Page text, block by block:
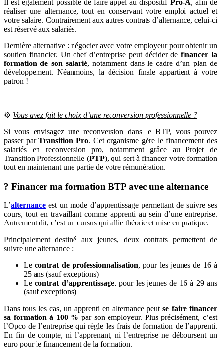
Il est également possible de faire appel au dispositif Pro-A, afin de
réaliser une alternance, tout en conservant votre emploi actuel et
votre salaire. Contrairement aux autres contrats d’alternance, celui-ci
est réservé aux salariés.
Dernière alternative : négocier avec votre employeur pour obtenir un
soutien financier. Un chef d’entreprise peut décider definancer la
formation de son salarié, notamment dans le cadre d’un plan de
développement. Néanmoins, la décision finale appartient à votre
patron !
⚙️ Vous avez fait le choix d’une reconversion professionnelle ?
Si vous envisagez unereconversion dans le BTP, vous pouvez
passer parTransition Pro. Cet organisme gère le financement des
salariés en reconversion pro, notamment grâce au Projet de
Transition Professionnelle (PTP), qui sert à financer votre formation
tout en maintenant une partie de votre rémunération.
? Financer ma formation BTP avec une alternance
L’alternance est un mode d’apprentissage permettant de suivre ses
cours, tout en travaillant comme apprenti au sein d’une entreprise.
Autrement dit, c’est un cursus qui allie théorie et mise en pratique.
Principalement destiné aux jeunes, deux contrats permettent de
suivre une alternance :
Lecontrat de professionnalisation, pour les jeunes de 16 à
25 ans (sauf exceptions)
Lecontrat d’apprentissage, pour les jeunes de 16 à 29 ans
(sauf exceptions)
Dans tous les cas, un apprenti en alternance peutse faire financer
sa formation à 100 % par son employeur. Plus précisément, c’est
l’Opco de l’entreprise qui règle les frais de formation de l’apprenti.
En fin de compte, ni l’apprenant, ni l’entreprise ne déboursent un
euro pour le financement de la formation.